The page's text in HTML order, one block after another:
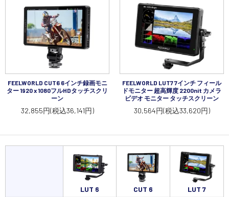
取扱店舗一覧
コーポレートサイト
SEKIDO 会社概要
FEELWORLD CUT6 6インチ録画モニ
ター 1920 x 1080フルHDタッチスクリ
ーン
32,855円(税込36,141円)
FEELWORLD LUT7 7インチ フィール
ドモニター 超高輝度 2200nit カメラ
ビデオ モニター タッチスクリーン
30,564円(税込33,620円)
LUT 6 CUT 6
LUT 7